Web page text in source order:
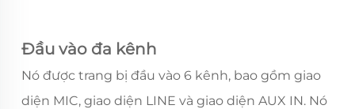
Đầu vào đa kênh
Nó được trang bị đầu vào 6 kênh, bao gồm giao
diện MIC, giao diện LINE và giao diện AUX IN. Nó